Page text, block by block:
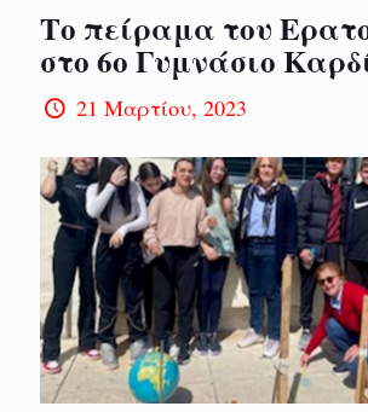
Το πείραμα του
στο 6ο Γυμνάσιο
21 Μαρτίου, 2023